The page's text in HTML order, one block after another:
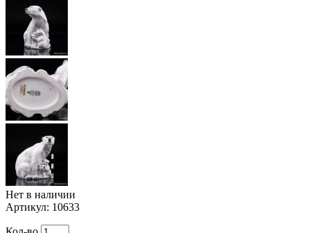
Нет в наличии
Артикул: 10633